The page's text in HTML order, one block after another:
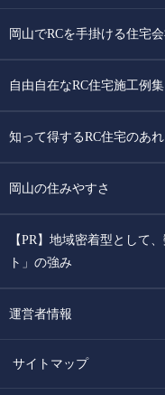
岡山でRCを手掛ける住宅
自由自在なRC住宅施工例集
知って得するRC住宅のあ
岡山の住みやすさ
【PR】地域密着型として
ト」の強み
運営者情報
サイトマップ